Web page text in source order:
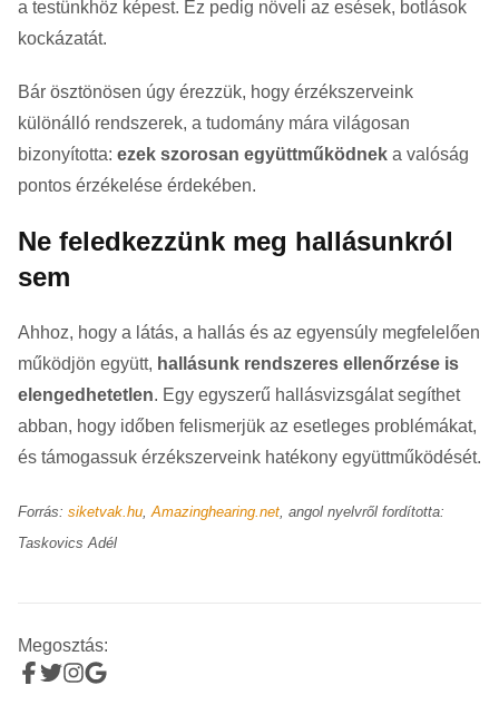
a testünkhöz képest. Ez pedig növeli az esések, botlások
kockázatát.
Bár ösztönösen úgy érezzük, hogy érzékszerveink
különálló rendszerek, a tudomány mára világosan
bizonyította: ezek szorosan együttműködnek a valóság
pontos érzékelése érdekében.
Ne feledkezzünk meg hallásunkról
sem
Ahhoz, hogy a látás, a hallás és az egyensúly megfelelően
működjön együtt, hallásunk rendszeres ellenőrzése is
elengedhetetlen. Egy egyszerű hallásvizsgálat segíthet
abban, hogy időben felismerjük az esetleges problémákat,
és támogassuk érzékszerveink hatékony együttműködését.
Forrás: siketvak.hu,Amazinghearing.net, angol nyelvről fordította:
Taskovics Adél
Megosztás: